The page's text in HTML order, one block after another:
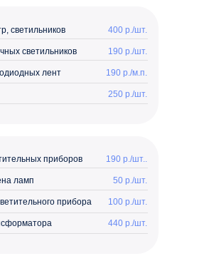
светильников
светильников
лент
400 р./шт.
190 р./шт.
190 р./м.п.
250 р./шт.
приборов
ламп
прибора
190 р./шт..
50 р./шт.
100 р./шт.
440 р./шт.